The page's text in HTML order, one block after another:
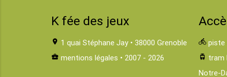
K fée des jeux
location_on 1 quai Stéphane Jay • 38000 Grenoble
business_center mentions légales • 2007 - 2026
directions_bike piste
tram tram
Notre-